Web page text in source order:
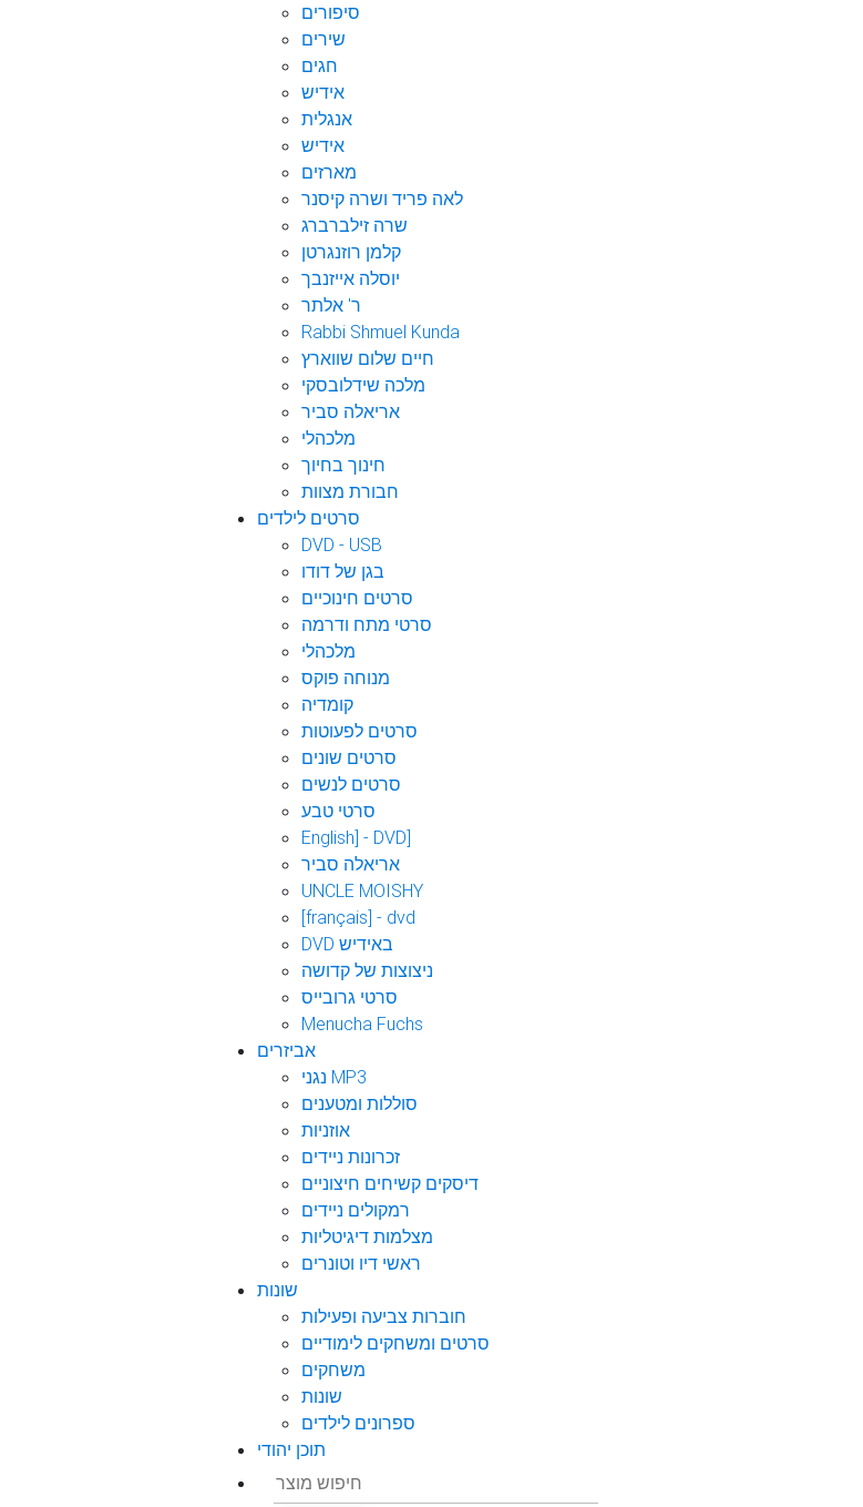
סיפורים
שירים
חגים
אידיש
אנגלית
אידיש
מארזים
לאה פריד ושרה קיסנר
שרה זילברברג
קלמן רוזנגרטן
יוסלה אייזנבך
ר' אלתר
Rabbi Shmuel Kunda
חיים שלום שווארץ
מלכה שידלובסקי
אריאלה סביר
מלכהלי
חינוך בחיוך
חבורת מצוות
סרטים לילדים
DVD - USB
בגן של דודו
סרטים חינוכיים
סרטי מתח ודרמה
מלכהלי
מנוחה פוקס
קומדיה
סרטים לפעוטות
סרטים שונים
סרטים לנשים
סרטי טבע
English] - DVD]
אריאלה סביר
UNCLE MOISHY
[français] - dvd
DVD באידיש
ניצוצות של קדושה
סרטי גרובייס
Menucha Fuchs
אביזרים
נגני MP3
סוללות ומטענים
אוזניות
זכרונות ניידים
דיסקים קשיחים חיצוניים
רמקולים ניידים
מצלמות דיגיטליות
ראשי דיו וטונרים
שונות
חוברות צביעה ופעילות
סרטים ומשחקים לימודיים
משחקים
שונות
ספרונים לילדים
תוכן יהודי